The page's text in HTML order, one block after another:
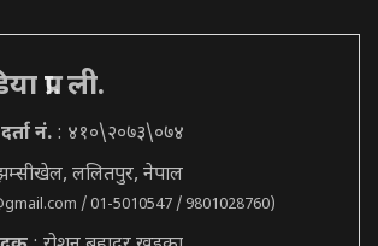
प्रा. ली.
नं. : ४१०\२०७३\०७४
ललितपुर, नेपाल
/ 01-5010547 / 9801028760)